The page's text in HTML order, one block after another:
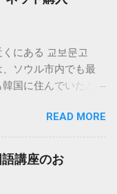
いる言葉を中心に
子辞書でこの「朝
能・辞書数でこち
下記の「日韓辞典」
です。 日韓辞典の
になる日韓辞典で
に詳しく解説され
リも出ました。
にある 교보문고
、ソウル市内でも最
国に住んでいたと
ネットサイト
で注文可能で、日
以下はその方法で
Internet Explorerを
READ MORE
講座のお